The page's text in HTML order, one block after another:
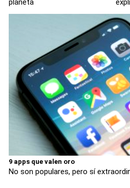
planeta
9 apps que valen oro
No son populares, pero sí